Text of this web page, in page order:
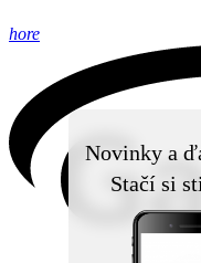
Novinky a
Stačí si
hore